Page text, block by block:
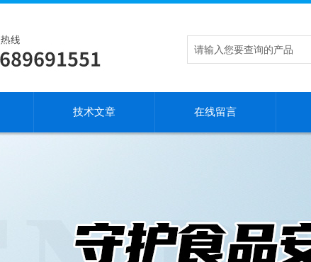
技术文章 在线留言